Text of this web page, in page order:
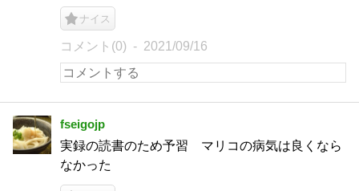
ナイス
コメント(0) 2021/09/16
fseigojp
実録の読書のため予習 マリコの病気は良くなら
なかった